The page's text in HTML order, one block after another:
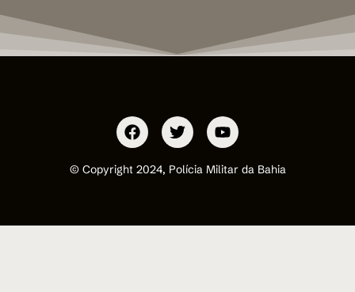
© Copyright 2024, Polícia Militar da Bahia